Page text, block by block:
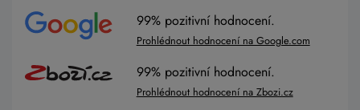
99% pozitivní hodnocení.
Prohlédnout hodnocení na Google.com
99% pozitivní hodnocení.
Prohlédnout hodnocení na Zbozi.cz